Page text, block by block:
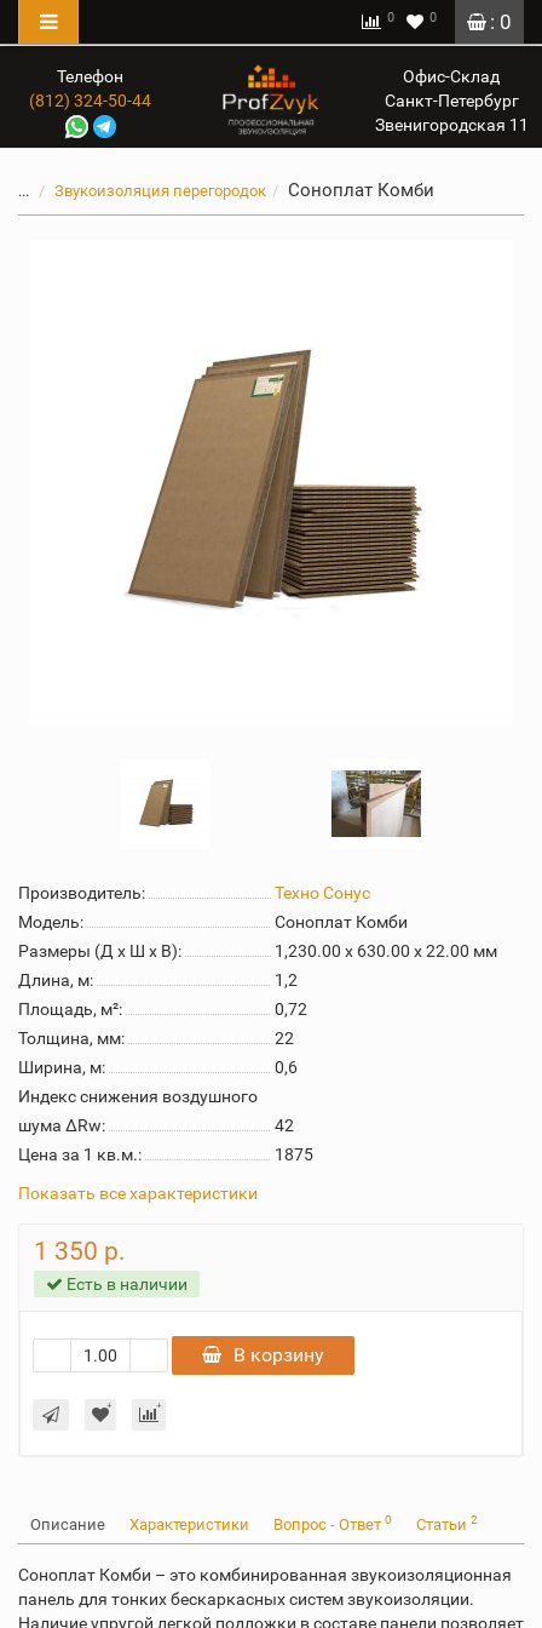
: 0
0 0
Телефон
(812) 324-50-44
Офис-Склад
Санкт-Петербург
Звенигородская 11
... Звукоизоляция перегородок Соноплат Комби
Производитель:
Техно Сонус
Модель:
Соноплат Комби
Размеры (Д x Ш x В):
1,230.00 x 630.00 x 22.00 мм
Длина, м:
1,2
Площадь, м²:
0,72
Толщина, мм:
22
Ширина, м:
0,6
Индекс снижения воздушного
шума ΔRw:
42
Цена за 1 кв.м.:
1875
Показать все характеристики
1 350 р.
Есть в наличии
В корзину
Описание Характеристики Вопрос - Ответ 0 Статьи 2
Соноплат Комби – это комбинированная звукоизоляционная
панель для тонких бескаркасных систем звукоизоляции.
Наличие упругой легкой подложки в составе панели позволяет